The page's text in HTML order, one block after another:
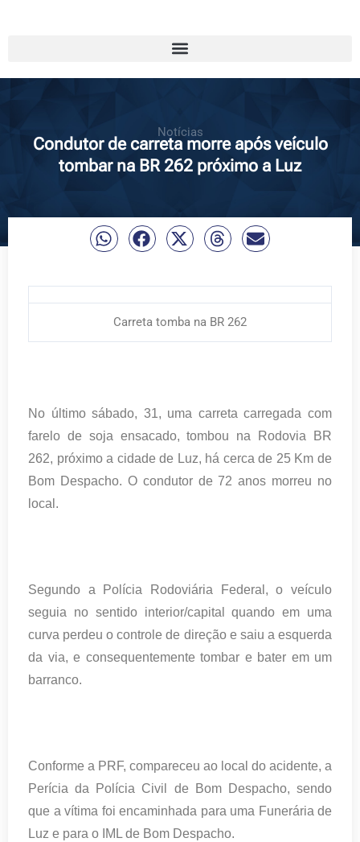
Notícias
Condutor de carreta morre após veículo
tombar na BR 262 próximo a Luz
Carreta tomba na BR 262
No último sábado, 31, uma carreta carregada com
farelo de soja ensacado, tombou na Rodovia BR
262, próximo a cidade de Luz, há cerca de 25 Km de
Bom Despacho. O condutor de 72 anos morreu no
local.
Segundo a Polícia Rodoviária Federal, o veículo
seguia no sentido interior/capital quando em uma
curva perdeu o controle de direção e saiu a esquerda
da via, e consequentemente tombar e bater em um
barranco.
Conforme a PRF, compareceu ao local do acidente, a
Perícia da Polícia Civil de Bom Despacho, sendo
que a vítima foi encaminhada para uma Funerária de
Luz e para o IML de Bom Despacho.